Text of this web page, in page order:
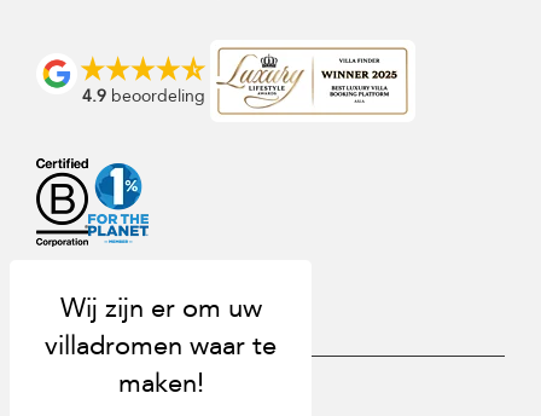
4.9 beoordeling